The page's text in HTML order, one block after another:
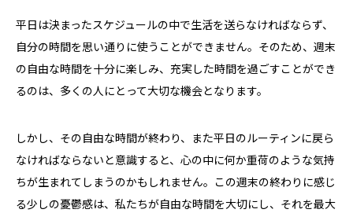
平日は決まったスケジュールの中で生活を送らなければならず、
自分の時間を思い通りに使うことができません。そのため、週末
の自由な時間を十分に楽しみ、充実した時間を過ごすことができ
るのは、多くの人にとって大切な機会となります。
しかし、その自由な時間が終わり、また平日のルーティンに戻ら
なければならないと意識すると、心の中に何か重荷のような気持
ちが生まれてしまうのかもしれません。この週末の終わりに感じ
る少しの憂鬱感は、私たちが自由な時間を大切にし、それを最大